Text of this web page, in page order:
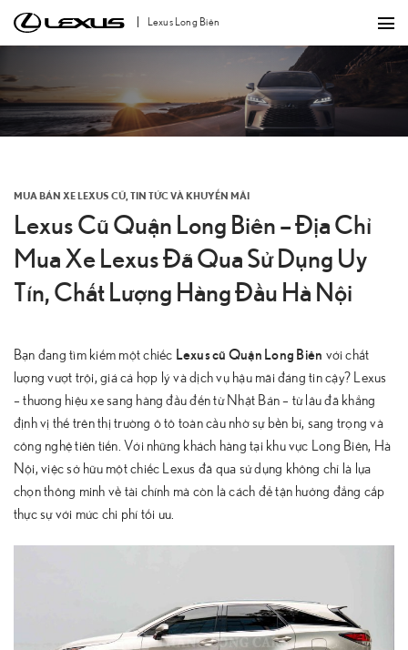
qua
dung
Lexus Long Biên
MUA BÁN XE LEXUS CŨ TIN TỨC VÀ KHUYẾN MÃI
Lexus Cũ Quận Long Biên – Địa Chỉ
Mua Xe Lexus Đã Qua Sử Dụng Uy
Tín, Chất Lượng Hàng Đầu Hà Nội
Bạn đang tìm kiếm một chiếc Lexus cũ Quận Long Biên với chất
lượng vượt trội, giá cả hợp lý và dịch vụ hậu mãi đáng tin cậy? Lexus
– thương hiệu xe sang hàng đầu đến từ Nhật Bản – từ lâu đã khẳng
định vị thế trên thị trường ô tô toàn cầu nhờ sự bền bỉ, sang trọng và
công nghệ tiên tiến. Với những khách hàng tại khu vực Long Biên, Hà
Nội, việc sở hữu một chiếc Lexus đã qua sử dụng không chỉ là lựa
chọn thông minh về tài chính mà còn là cách để tận hưởng đẳng cấp
thực sự với mức chi phí tối ưu.